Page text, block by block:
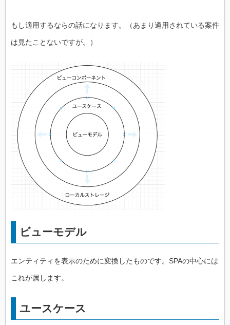
もし適用するならの話になります。（あまり適用されている案件
は見たことないですが。）
ビューモデル
エンティティを表示のために変換したものです。SPAの中心には
これが属します。
ユースケース